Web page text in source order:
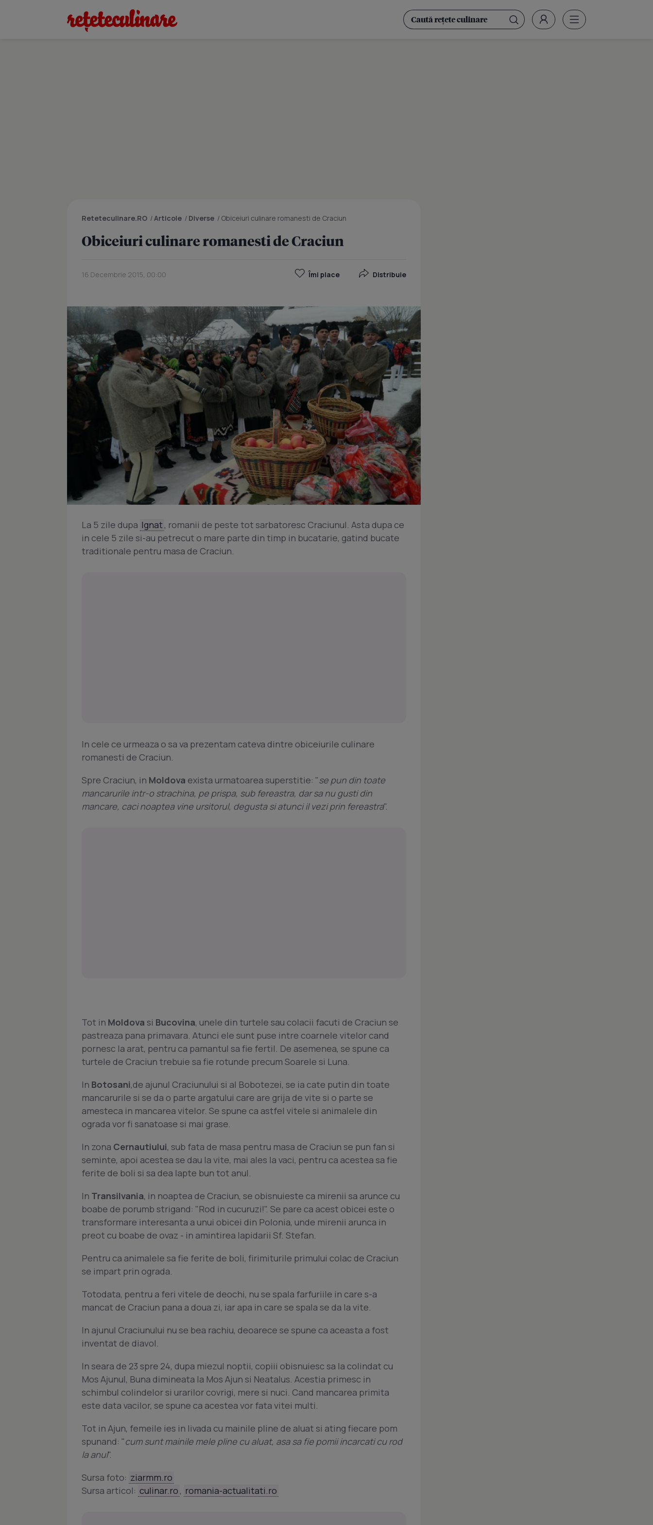
Reteteculinare.RO /Articole / Diverse / Obiceiuri culinare romanesti de Craciun
Obiceiuri culinare romanesti de Craciun
16 Decembrie 2015, 00:00 Îmi place Distribuie
La 5 zile dupa Ignat , romanii de peste tot sarbatoresc Craciunul. Asta dupa ce
in cele 5 zile si-au petrecut o mare parte din timp in bucatarie, gatind bucate
traditionale pentru masa de Craciun.
In cele ce urmeaza o sa va prezentam cateva dintre obiceiurile culinare
romanesti de Craciun.
Spre Craciun, in Moldova exista urmatoarea superstitie: "se pun din toate
mancarurile intr-o strachina, pe prispa, sub fereastra, dar sa nu gusti din
mancare, caci noaptea vine ursitorul, degusta si atunci il vezi prin fereastra".
Tot in Moldova si Bucovina, unele din turtele sau colacii facuti de Craciun se
pastreaza pana primavara. Atunci ele sunt puse intre coarnele vitelor cand
pornesc la arat, pentru ca pamantul sa fie fertil. De asemenea, se spune ca
turtele de Craciun trebuie sa fie rotunde precum Soarele si Luna.
In Botosani,de ajunul Craciunului si al Bobotezei, se ia cate putin din toate
mancarurile si se da o parte argatului care are grija de vite si o parte se
amesteca in mancarea vitelor. Se spune ca astfel vitele si animalele din
ograda vor fi sanatoase si mai grase.
In zona Cernautiului, sub fata de masa pentru masa de Craciun se pun fan si
seminte, apoi acestea se dau la vite, mai ales la vaci, pentru ca acestea sa fie
ferite de boli si sa dea lapte bun tot anul.
In Transilvania, in noaptea de Craciun, se obisnuieste ca mirenii sa arunce cu
boabe de porumb strigand: "Rod in cucuruzi!". Se pare ca acest obicei este o
transformare interesanta a unui obicei din Polonia, unde mirenii arunca in
preot cu boabe de ovaz - in amintirea lapidarii Sf. Stefan.
Pentru ca animalele sa fie ferite de boli, firimiturile primului colac de Craciun
se impart prin ograda.
Totodata, pentru a feri vitele de deochi, nu se spala farfuriile in care s-a
mancat de Craciun pana a doua zi, iar apa in care se spala se da la vite.
In ajunul Craciunului nu se bea rachiu, deoarece se spune ca aceasta a fost
inventat de diavol.
In seara de 23 spre 24, dupa miezul noptii, copiii obisnuiesc sa la colindat cu
Mos Ajunul, Buna dimineata la Mos Ajun si Neatalus. Acestia primesc in
schimbul colindelor si urarilor covrigi, mere si nuci. Cand mancarea primita
este data vacilor, se spune ca acestea vor fata vitei multi.
Tot in Ajun, femeile ies in livada cu mainile pline de aluat si ating fiecare pom
spunand: "cum sunt mainile mele pline cu aluat, asa sa fie pomii incarcati cu rod
la anul".
Sursa foto: ziarmm.ro
Sursa articol: culinar.ro , romania-actualitati.ro